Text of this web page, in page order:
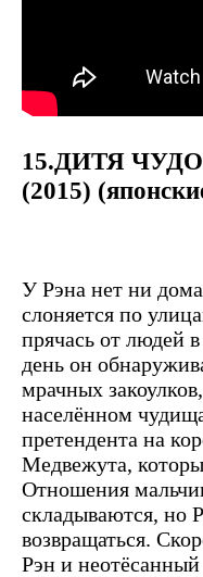
15.ДИТЯ
(2015)
У Рэна нет ни
слоняется по
прячась от людей
день он
мрачных
населённом
претендента на
Медвежута,
Отношения
складываются, но
возвращаться.
Рэн и